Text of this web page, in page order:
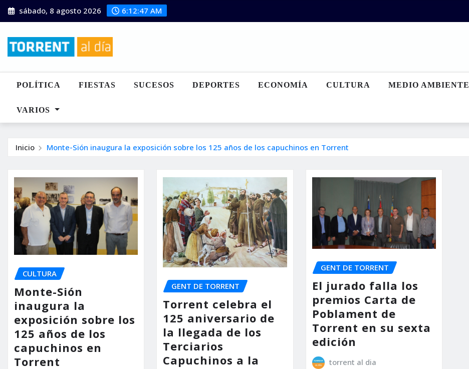
Saltar
al
sábado, 8 agosto 2026 6:12:48 AM
POLÍTICA FIESTAS SUCESOS DEPORTES ECONOMÍA CULTURA MEDIO AMBIENTE
VARIOS
Inicio Monte-Sión inaugura la exposición sobre los 125 años de los capuchinos en Torrent
CULTURA
Monte-Sión
inaugura la
exposición sobre los
125 años de los
capuchinos en
Torrent
GENT DE TORRENT
Torrent celebra el
125 aniversario de
la llegada de los
Terciarios
Capuchinos a la
GENT DE TORRENT
El jurado falla los
premios Carta de
Poblament de
Torrent en su sexta
edición
torrent al dia